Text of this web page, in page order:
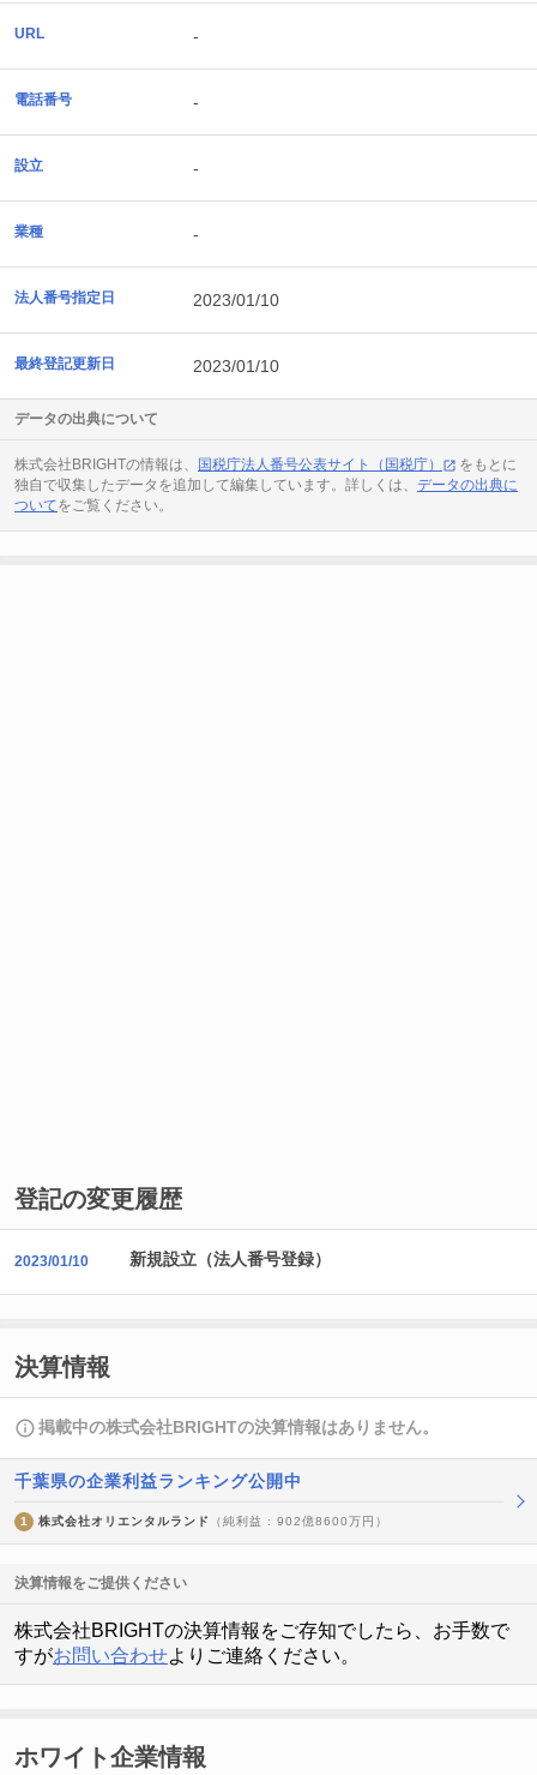
URL -
電話番号 -
設立 -
業種 -
法人番号指定日 2023/01/10
最終登記更新日 2023/01/10
データの出典について
株式会社BRIGHTの情報は、 国税庁法人番号公表サイト（国税庁）
をもとに
独自で収集したデータを追加して編集しています。詳しくは、 データの出典に
ついてをご覧ください。
登記の変更履歴
2023/01/10 新規設立（法人番号登録）
決算情報
掲載中の株式会社BRIGHTの決算情報はありません。
千葉県の企業利益ランキング公開中
1 株式会社オリエンタルランド （純利益 : 902億8600万円）
決算情報をご提供ください
株式会社BRIGHTの決算情報をご存知でしたら、お手数で
すがお問い合わせよりご連絡ください。
ホワイト企業情報